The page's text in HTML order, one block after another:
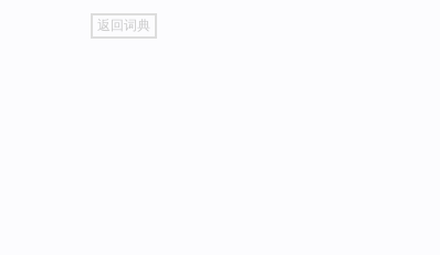
go
top
返回词典